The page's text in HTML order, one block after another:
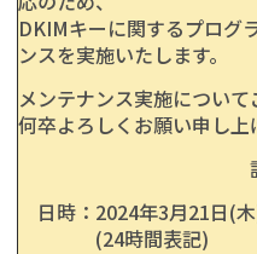
DKIMキーに関するプログ
ンスを実施いたします。
メンテナンス実施について
何卒よろしくお願い申し上
日時：2024年3月21日(
(24時間表記)